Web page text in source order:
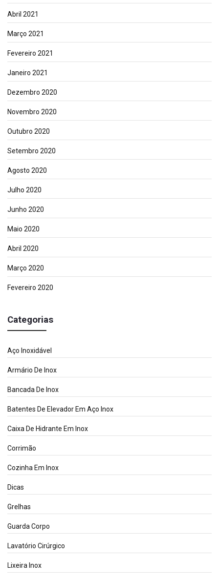
Abril 2021
Março 2021
Fevereiro 2021
Janeiro 2021
Dezembro 2020
Novembro 2020
Outubro 2020
Setembro 2020
Agosto 2020
Julho 2020
Junho 2020
Maio 2020
Abril 2020
Março 2020
Fevereiro 2020
Categorias
Aço Inoxidável
Armário De Inox
Bancada De Inox
Batentes De Elevador Em Aço Inox
Caixa De Hidrante Em Inox
Corrimão
Cozinha Em Inox
Dicas
Grelhas
Guarda Corpo
Lavatório Cirúrgico
Lixeira Inox